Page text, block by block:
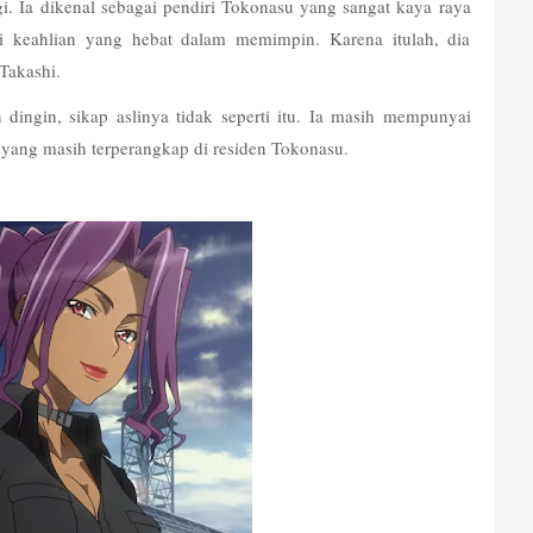
Ia dikenal sebagai pendiri Tokonasu yang sangat kaya raya
yang hebat dalam memimpin. Karena itulah, dia
sikap aslinya tidak seperti itu. Ia masih mempunyai
masih terperangkap di residen Tokonasu.